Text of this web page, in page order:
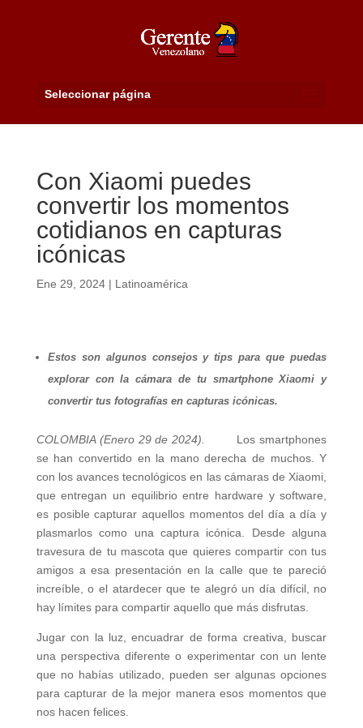
Seleccionar página
Con Xiaomi puedes
convertir los momentos
cotidianos en capturas
icónicas
Ene 29, 2024| Latinoamérica
Estos son algunos consejos y tips para que puedas
explorar con la cámara de tu smartphone Xiaomi y
convertir tus fotografías en capturas icónicas.
COLOMBIA (Enero 29 de 2024). Los smartphones
se han convertido en la mano derecha de muchos. Y
con los avances tecnológicos en las cámaras de Xiaomi,
que entregan un equilibrio entre hardware y software,
es posible capturar aquellos momentos del día a día y
plasmarlos como una captura icónica. Desde alguna
travesura de tu mascota que quieres compartir con tus
amigos a esa presentación en la calle que te pareció
increíble, o el atardecer que te alegró un día difícil, no
hay límites para compartir aquello que más disfrutas.
Jugar con la luz, encuadrar de forma creativa, buscar
una perspectiva diferente o experimentar con un lente
que no habías utilizado, pueden ser algunas opciones
para capturar de la mejor manera esos momentos que
nos hacen felices.